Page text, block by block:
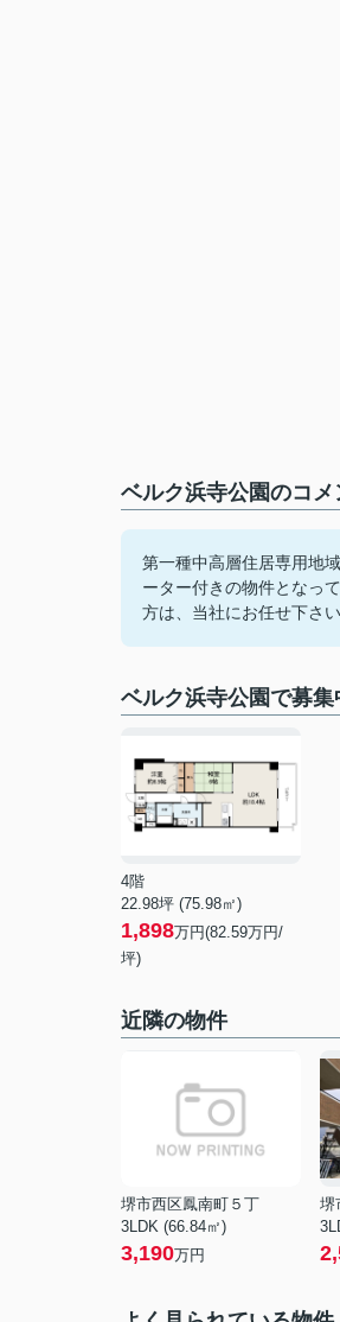
ベルク浜寺公園のコ
第一種中高層住居専用地
ーター付きの物件となっ
方は、当社にお任せ下さ
ベルク浜寺公園で募集
4階
22.98坪 (75.98㎡)
1,898万円(82.59万円/
坪)
近隣の物件
堺市西区鳳南町５丁
3LDK (66.84㎡)
3,190万円
堺